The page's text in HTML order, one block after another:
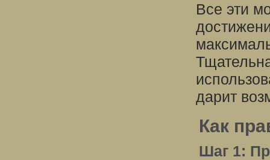
Все эти
дарит
Как
Шаг 1: